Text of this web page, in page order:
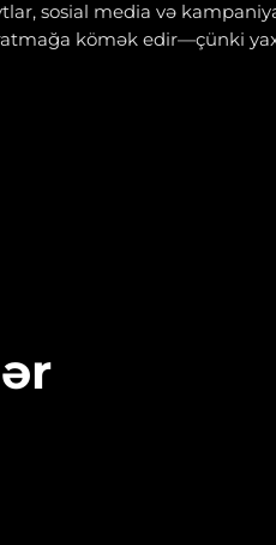
sosial media və
kömək edir—çünki